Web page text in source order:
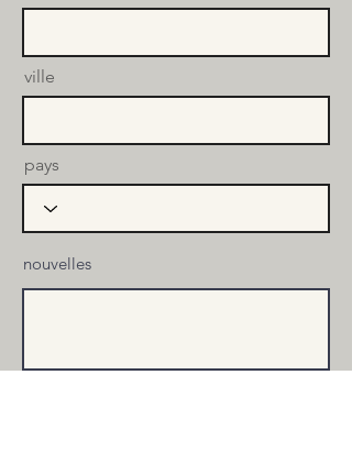
ville
pays
nouvelles